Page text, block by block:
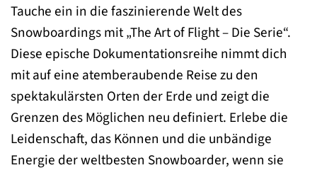
Tauche ein in die faszinierende Welt des
Snowboardings mit „The Art of Flight – Die Serie“.
Diese epische Dokumentationsreihe nimmt dich
mit auf eine atemberaubende Reise zu den
spektakulärsten Orten der Erde und zeigt die
Grenzen des Möglichen neu definiert. Erlebe die
Leidenschaft, das Können und die unbändige
Energie der weltbesten Snowboarder, wenn sie